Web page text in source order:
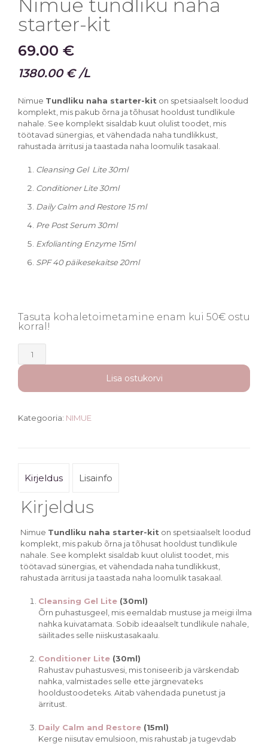
Nimue tundliku naha
starter-kit
69.00 €
1380.00 € /L
Nimue Tundliku naha starter-kit on spetsiaalselt loodud
komplekt, mis pakub õrna ja tõhusat hooldust tundlikule
nahale. See komplekt sisaldab kuut olulist toodet, mis
töötavad sünergias, et vähendada naha tundlikkust,
rahustada ärritusi ja taastada naha loomulik tasakaal.
Cleansing Gel Lite 30ml
Conditioner Lite 30ml
Daily Calm and Restore 15 ml
Pre Post Serum 30ml
Exfolianting Enzyme 15ml
SPF 40 päikesekaitse 20ml
Tasuta kohaletoimetamine enam kui 50€ ostu
korral!
tundliku
naha
kit
Lisa ostukorvi
Kategooria: NIMUE
Kirjeldus Lisainfo
Kirjeldus
Nimue Tundliku naha starter-kit on spetsiaalselt loodud
komplekt, mis pakub õrna ja tõhusat hooldust tundlikule
nahale. See komplekt sisaldab kuut olulist toodet, mis
töötavad sünergias, et vähendada naha tundlikkust,
rahustada ärritusi ja taastada naha loomulik tasakaal.
Cleansing Gel Lite(30ml)
Õrn puhastusgeel, mis eemaldab mustuse ja meigi ilma
nahka kuivatamata. Sobib ideaalselt tundlikule nahale,
säilitades selle niiskustasakaalu.
Conditioner Lite(30ml)
Rahustav puhastusvesi, mis toniseerib ja värskendab
nahka, valmistades selle ette järgnevateks
hooldustoodeteks. Aitab vähendada punetust ja
ärritust.
Daily Calm and Restore(15ml)
Kerge niisutav emulsioon, mis rahustab ja tugevdab